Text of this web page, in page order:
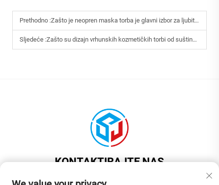
Prethodno :Zašto je neopren maska torba je glavni izbor za ljubitelje putovanja danas.
Sljedeće :Zašto su dizajn vrhunskih kozmetičkih torbi od suštinskog značaja za luksuzne kozmetičke marke.
KONTAKTIRAJTE NAS
Add: U skladu s člankom 3. stavkom 1.